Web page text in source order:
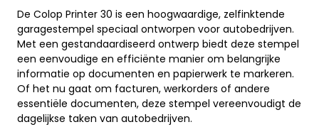
De Colop Printer 30 is een hoogwaardige, zelfinktende
garagestempel speciaal ontworpen voor autobedrijven.
Met een gestandaardiseerd ontwerp biedt deze stempel
een eenvoudige en efficiënte manier om belangrijke
informatie op documenten en papierwerk te markeren.
Of het nu gaat om facturen, werkorders of andere
essentiële documenten, deze stempel vereenvoudigt de
dagelijkse taken van autobedrijven.